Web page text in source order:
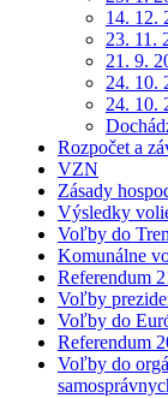
14. 12.
23. 11.
21. 9.
24. 10.
24. 10.
Rozpočet a
VZN
Zásady
Výsledky
Voľby do
Komunálne
Referendum
Voľby
Voľby do
Referendum
Voľby do